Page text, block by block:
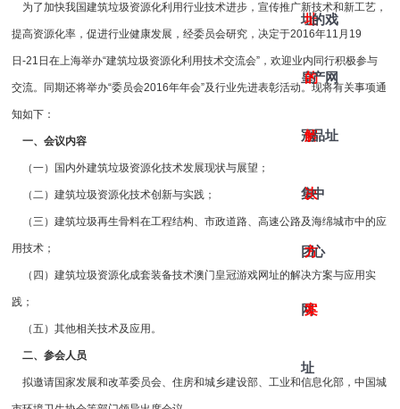
址-
皇
冠
集
团
网
址
址
的
解
决
方
案
的
产
品
中
心
戏
网
址
为了加快我国建筑垃圾资源化利用行业技术进步，宣传推广新技术和新工艺，
提高资源化率，促进行业健康发展，经委员会研究，决定于2016年11月19
日-21日在上海举办“建筑垃圾资源化利用技术交流会”，欢迎业内同行积极参与
交流。同期还将举办“委员会2016年年会”及行业先进表彰活动。现将有关事项通
知如下：
一、会议内容
（一）国内外建筑垃圾资源化技术发展现状与展望；
（二）建筑垃圾资源化技术创新与实践；
（三）建筑垃圾再生骨料在工程结构、市政道路、高速公路及海绵城市中的应
用技术；
（四）建筑垃圾资源化成套装备技术澳门皇冠游戏网址的解决方案与应用实
践；
（五）其他相关技术及应用。
二、参会人员
拟邀请国家发展和改革委员会、住房和城乡建设部、工业和信息化部，中国城